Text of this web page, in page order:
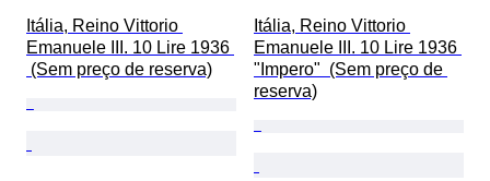
Itália, Reino Vittorio
Emanuele III. 10 Lire 1936
(Sem preço de reserva)
Itália, Reino Vittorio
Emanuele III. 10 Lire 1936
"Impero"  (Sem preço de
reserva)